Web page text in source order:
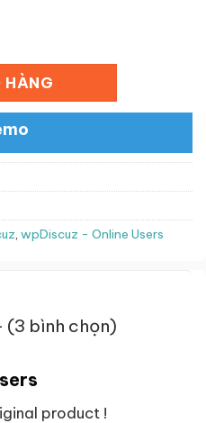
HÀNG
, wpDiscuz - Online Users
bình chọn)
product !